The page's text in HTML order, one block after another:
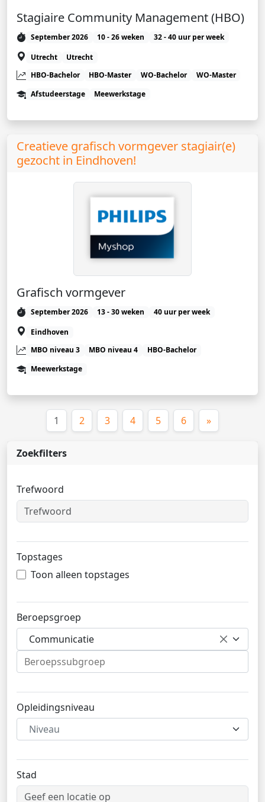
Zoekfilters
Trefwoord
Topstages
Toon alleen topstages
Beroepsgroep
Communicatie
Opleidingsniveau
Niveau
Stad
Stagiaire Community Management (HBO)
September 2026 10 - 26 weken
32 - 40 uur per week
Utrecht
Utrecht
HBO-Bachelor
HBO-Master WO-Bachelor
WO-Master
Afstudeerstage
Meewerkstage
Creatieve grafisch vormgever stagiair(e)
gezocht in Eindhoven!
Grafisch vormgever
September 2026 13 - 30 weken
40 uur per week
Eindhoven
MBO niveau 3
MBO niveau 4
HBO-Bachelor
Meewerkstage
1 (huidige)
2 3 4 5 6 »